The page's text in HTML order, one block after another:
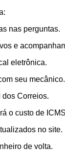
nas perguntas.
e
eletrônica.
seu mecânico.
dos Correios.
o custo de
no site.
de volta.